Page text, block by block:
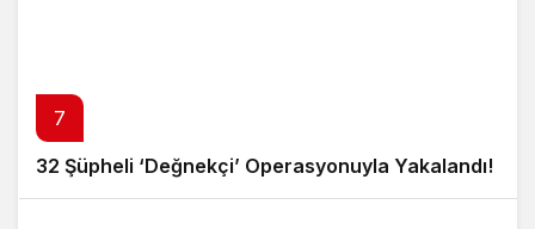
7
32 Şüpheli ‘Değnekçi’ Operasyonuyla Yakalandı!